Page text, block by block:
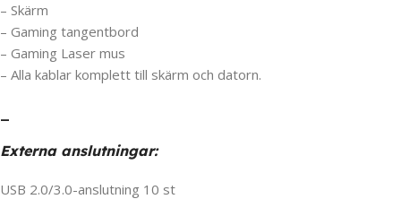
– Skärm
– Gaming tangentbord
– Gaming Laser mus
– Alla kablar komplett till skärm och datorn.
Externa anslutningar:
USB 2.0/3.0-anslutning 10 st